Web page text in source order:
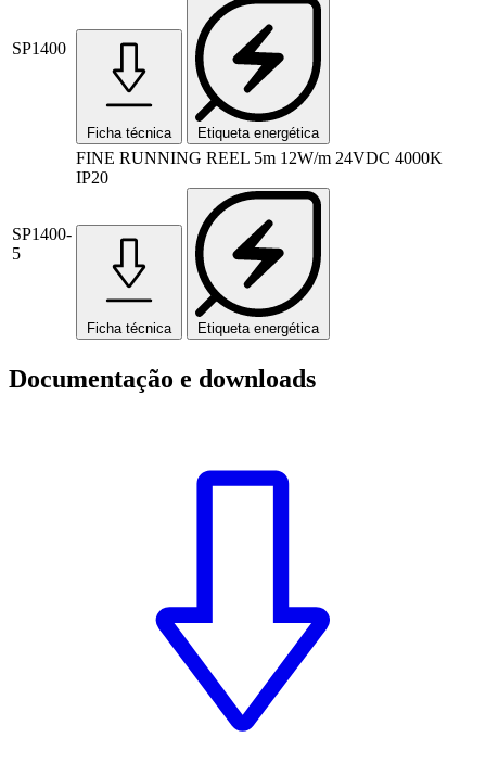
SP1400
Ficha técnica Etiqueta energética
SP1400-
5
FINE RUNNING REEL 5m 12W/m 24VDC 4000K
IP20
Ficha técnica Etiqueta energética
Documentação e downloads